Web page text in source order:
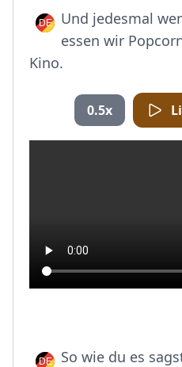
Und jedesmal
essen wir
Kino.
0.5x
So wie du es